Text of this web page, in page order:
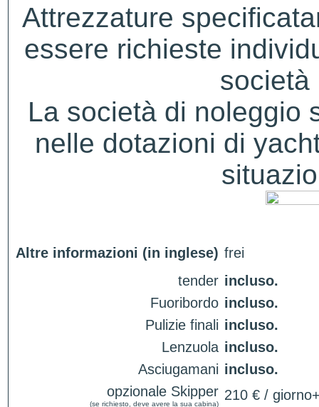
Attrezzature
essere richieste
società
La società di noleggio
nelle dotazioni di
Altre informazioni (in inglese) frei
tender incluso.
Fuoribordo incluso.
Pulizie finali incluso.
Lenzuola incluso.
Asciugamani incluso.
opzionale Skipper
(se richiesto, deve avere la sua cabina)
210 € /